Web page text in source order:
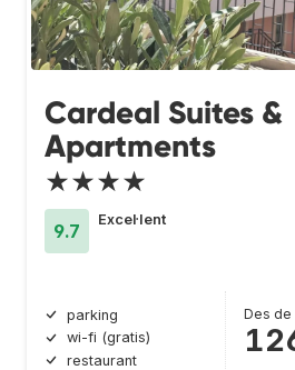
Cardeal Suites &
Apartments
★★★★
9.7
Excel·lent
parking
wi-fi (gratis)
restaurant
Des de